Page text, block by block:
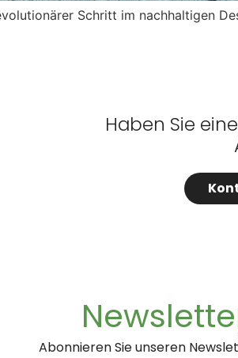
Schritt im nachhaltigen
Haben Sie
Abonnieren Sie unseren